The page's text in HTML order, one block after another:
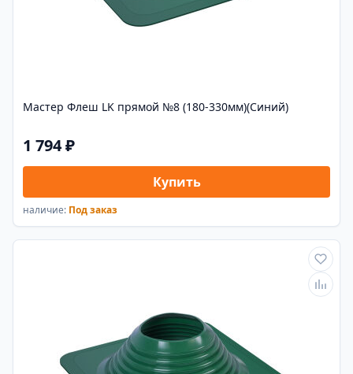
Мастер Флеш LK прямой №8 (180-330мм)(Синий)
1 794 ₽
Купить
наличие: Под заказ